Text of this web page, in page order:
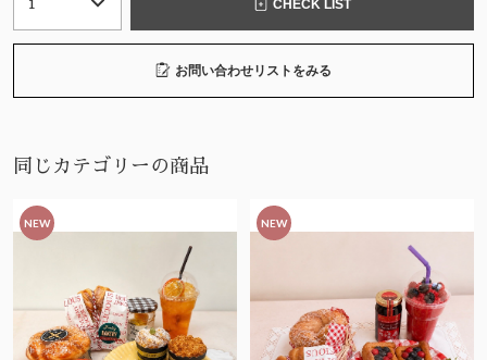
CHECK LIST
お問い合わせリストをみる
同じカテゴリーの商品
NEW NEW